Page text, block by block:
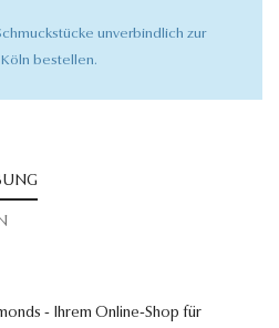
unverbindlich zur
bestellen.
- Ihrem Online-Shop für